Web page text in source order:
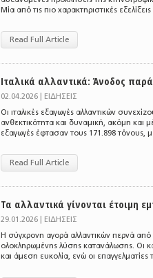
Μία από τις πιο χαρακτηριστικές
Read Full Article
Ιταλικά αλλαντικά: Άνοδος
02.04.2026 | ΕΙΔΗΣΕΙΣ
Οι ιταλικές εξαγωγές αλλαντικών
ανθεκτικότητα και δυναμική, ακόμη και
εξαγωγές έφτασαν τους 171.898 τόνους,
Read Full Article
Τα αλλαντικά γίνονται έτοιμη
29.01.2026 | ΕΙΔΗΣΕΙΣ
Η σύγχρονη αγορά αλλαντικών περνά από
ολοκληρωμένης λύσης κατανάλωσης. Οι
και άμεση ευκολία, ενώ οι